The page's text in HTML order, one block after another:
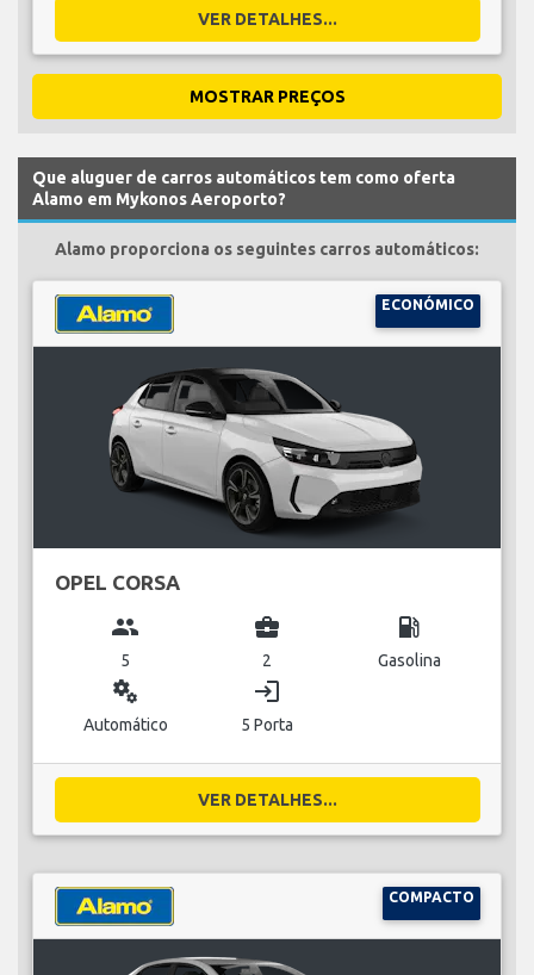
VER DETALHES...
MOSTRAR PREÇOS
Que aluguer de carros automáticos tem como oferta
Alamo em Mykonos Aeroporto?
Alamo proporciona os seguintes carros automáticos:
ECONÓMICO
OPEL CORSA
group
5
business_center
2
local_gas_station
Gasolina
miscellaneous_services
Automático
login
5 Porta
VER DETALHES...
COMPACTO